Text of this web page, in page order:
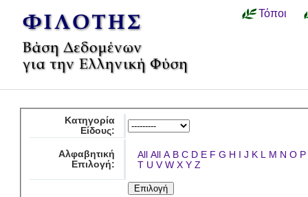
Τόποι
Κατηγορία
Είδους:
Αλφαβητική
Επιλογή:
All All A B C D E F G H I J K L M N O P
T U V W X Y Z